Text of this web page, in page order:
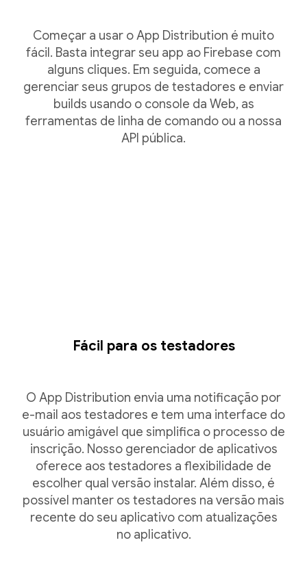
Começar a usar o App Distribution é muito
fácil. Basta integrar seu app ao Firebase com
alguns cliques. Em seguida, comece a
gerenciar seus grupos de testadores e enviar
builds usando o console da Web, as
ferramentas de linha de comando ou a nossa
API pública.
Fácil para os testadores
O App Distribution envia uma notificação por
e-mail aos testadores e tem uma interface do
usuário amigável que simplifica o processo de
inscrição. Nosso gerenciador de aplicativos
oferece aos testadores a flexibilidade de
escolher qual versão instalar. Além disso, é
possível manter os testadores na versão mais
recente do seu aplicativo com atualizações
no aplicativo.